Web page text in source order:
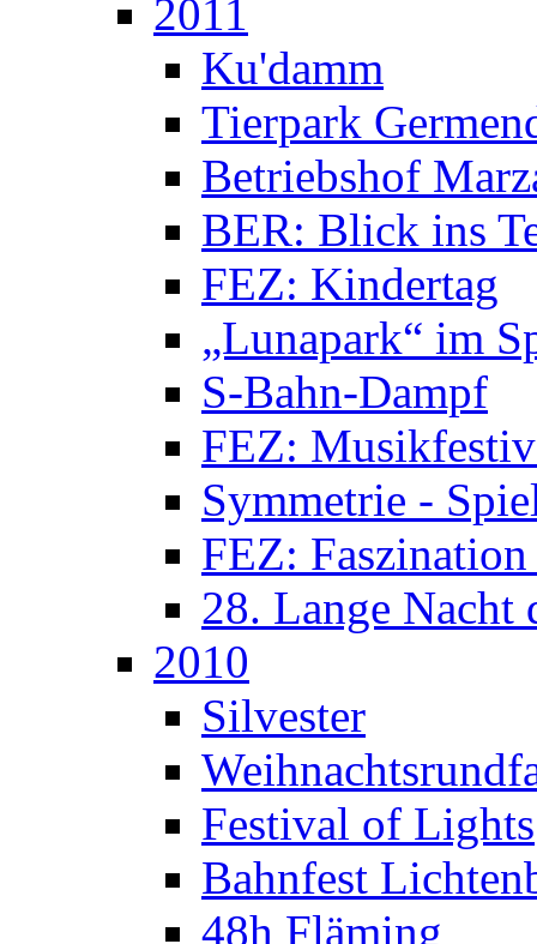
2011
Ku'damm
Tierpark
Betriebshof
BER: Blick ins
FEZ: Kindertag
„Lunapark“ im
S-Bahn-Dampf
FEZ:
Symmetrie -
FEZ:
28. Lange Nacht
2010
Silvester
Festival of Lights
Bahnfest
48h Fläming